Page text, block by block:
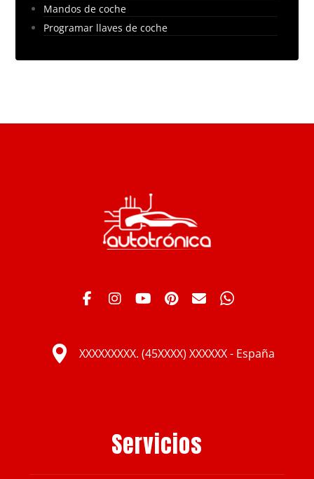
Mandos de coche
Programar llaves de coche
XXXXXXXXX. (45XXXX) XXXXXX - España
Servicios